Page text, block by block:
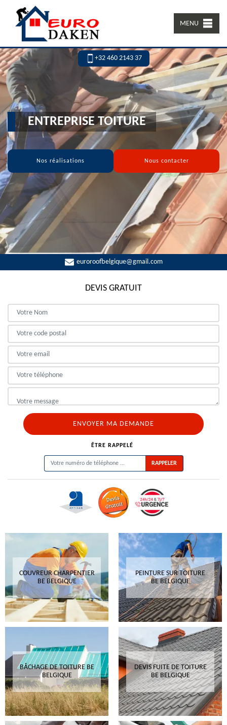
MENU
+32 460 2143 37
ENTREPRISE TOITURE
Nos réalisations Nous contacter
euroroofbelgique@gmail.com
DEVIS GRATUIT
ÊTRE RAPPELÉ
COUVREUR CHARPENTIER
BE BELGIQUE
PEINTURE SUR TOITURE
BE BELGIQUE
BÂCHAGE DE TOITURE BE
BELGIQUE
DEVIS FUITE DE TOITURE
BE BELGIQUE